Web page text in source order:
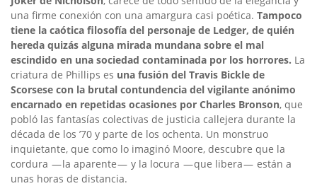
una firme conexión con una amargura casi poética. Tampoco
tiene la caótica filosofía del personaje de Ledger, de quién
hereda quizás alguna mirada mundana sobre el mal
escindido en una sociedad contaminada por los horrores. La
criatura de Phillips es una fusión del Travis Bickle de
Scorsese con la brutal contundencia del vigilante anónimo
encarnado en repetidas ocasiones por Charles Bronson, que
pobló las fantasías colectivas de justicia callejera durante la
década de los ’70 y parte de los ochenta. Un monstruo
inquietante, que como lo imaginó Moore, descubre que la
cordura — la aparente — y la locura — que libera — están a
unas horas de distancia.